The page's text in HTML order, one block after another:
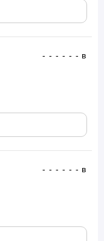
- - - - - - в
- - - - - - в